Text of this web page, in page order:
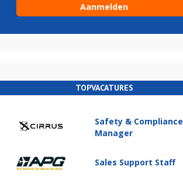
TOPVACATURES
Safety & Compliance
Manager
Sales Support Staff